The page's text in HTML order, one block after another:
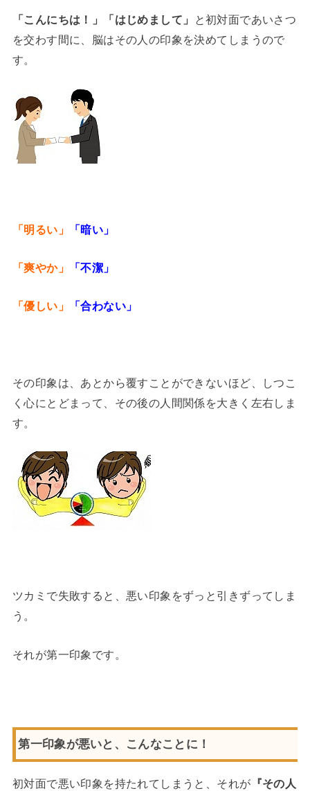
「こんにちは！」「はじめまして」
と初対面であいさつ
を交わす間に、脳はその人の印象を決めてしまうので
す。
「明るい」 「暗い」
「爽やか」 「不潔」
「優しい」 「合わない」
その印象は、あとから覆すことができないほど、しつこ
く心にとどまって、その後の人間関係を大きく左右しま
す。
ツカミで失敗すると、悪い印象をずっと引きずってしま
う。
それが第一印象です。
第一印象が悪いと、こんなことに！
初対面で悪い印象を持たれてしまうと、それが 『その人